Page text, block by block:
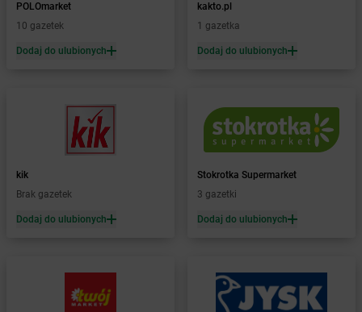
Żabka Będzin
Żabka Bełchatów
Żabka Bełsznica
Bestwinka
Bezrzecze
BG1
Żabka
Żabka
Biała Druga
Żabka Biała Podlaska
Białka
Białka Tatrzańska
POLOmarket
10 gazetek
Dodaj do ulubionych
kakto.pl
1 gazetka
Dodaj do ulubionych
kik
Brak gazetek
Dodaj do ulubionych
Stokrotka Supermarket
3 gazetki
Dodaj do ulubionych